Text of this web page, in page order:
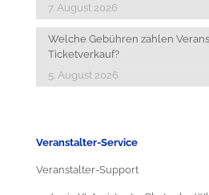
7. August 2026
Welche Gebühren zahlen
Ticketverkauf?
5. August 2026
Veranstalter-Service
Veranstalter-Support